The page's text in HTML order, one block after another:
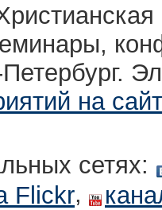
на сайт
сетях:
Flickr,